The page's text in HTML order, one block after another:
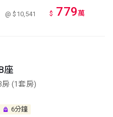
@ $10,541 $ 779萬
座
(1套房)
6分鐘